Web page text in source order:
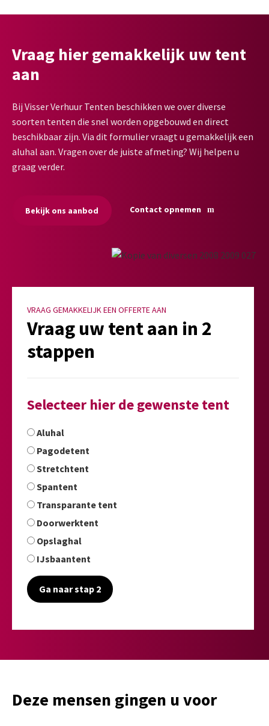
Vraag hier gemakkelijk uw tent
aan
Bij Visser Verhuur Tenten beschikken we over diverse
soorten tenten die snel worden opgebouwd en direct
beschikbaar zijn. Via dit formulier vraagt u gemakkelijk een
aluhal aan. Vragen over de juiste afmeting? Wij helpen u
graag verder.
Bekijk ons aanbod Contact opnemen
VRAAG GEMAKKELIJK EEN OFFERTE AAN
Vraag uw tent aan in 2
stappen
Selecteer hier de gewenste tent
Aluhal
Pagodetent
Stretchtent
Spantent
Transparante tent
Doorwerktent
Opslaghal
IJsbaantent
Ga naar stap 2
Deze mensen gingen u voor